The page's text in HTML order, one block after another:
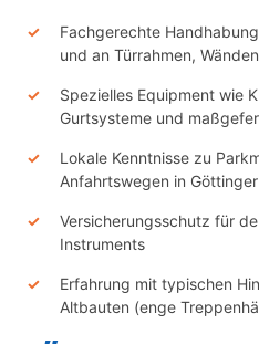
Fachgerechte
und an Türrahmen,
Spezielles Equipment wie
Gurtsysteme und
Lokale Kenntnisse zu
Anfahrtswegen in
Versicherungsschutz für
Instruments
Erfahrung mit typischen
Altbauten (enge